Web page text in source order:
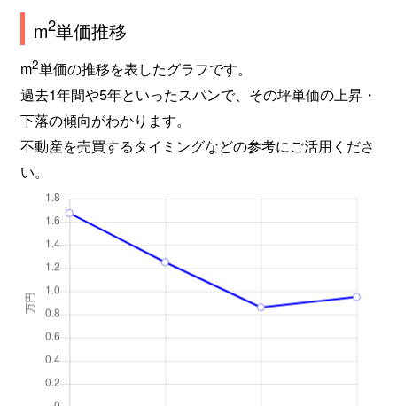
m2単価推移
m2単価の推移を表したグラフです。
過去1年間や5年といったスパンで、その坪単価の上昇・
下落の傾向がわかります。
不動産を売買するタイミングなどの参考にご活用くださ
い。